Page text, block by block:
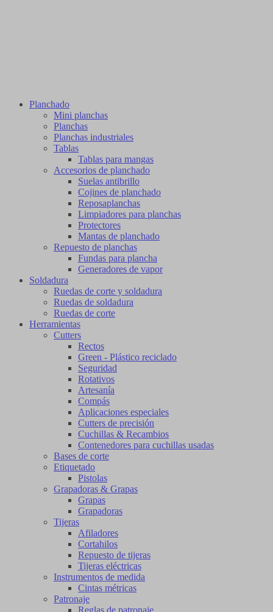
Planchado
Mini planchas
Planchas
Planchas industriales
Tablas
Tablas para mangas
Accesorios de planchado
Suelas antibrillo
Cojines de planchado
Reposaplanchas
Limpiadores para planchas
Protectores
Mantas de planchado
Repuesto de planchas
Fundas para plancha
Generadores de vapor
Soldadura
Ruedas de corte y soldadura
Ruedas de soldadura
Ruedas de corte
Herramientas
Cutters
Rectos
Green - Plástico reciclado
Seguridad
Rotativos
Artesanía
Compás
Aplicaciones especiales
Cutters de precisión
Cuchillas & Recambios
Contenedores para cuchillas usadas
Bases de corte
Etiquetado
Pistolas
Grapadoras & Grapas
Grapas
Grapadoras
Tijeras
Afiladores
Cortahilos
Repuesto de tijeras
Tijeras eléctricas
Instrumentos de medida
Cintas métricas
Patronaje
Reglas de patronaje